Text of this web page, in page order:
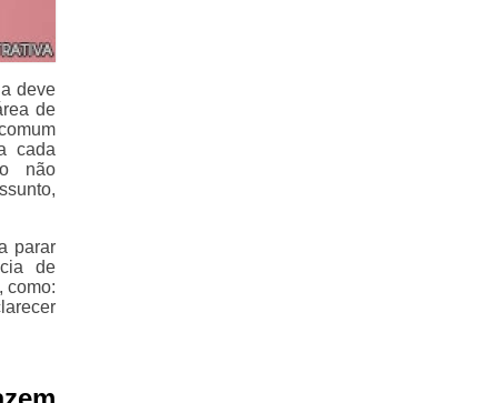
deve
de
cada
não
parar
de
como: